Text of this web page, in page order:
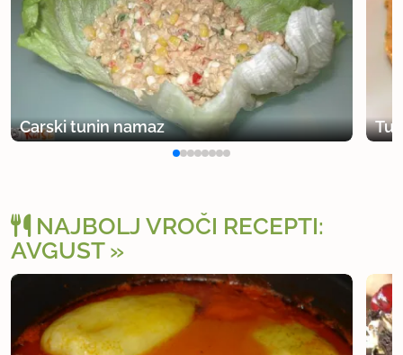
Carski tunin namaz
NAJBOLJ VROČI RECEPTI:
AVGUST